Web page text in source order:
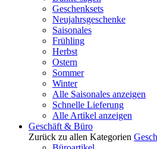
Geschenksets
Neujahrsgeschenke
Saisonales
Frühling
Herbst
Ostern
Sommer
Winter
Alle Saisonales anzeigen
Schnelle Lieferung
Alle Artikel anzeigen
Geschäft & Büro
Zurück zu allen Kategorien